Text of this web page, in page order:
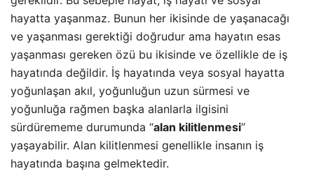
hayatta yaşanmaz. Bunun her ikisinde de yaşanacağı
ve yaşanması gerektiği doğrudur ama hayatın esas
yaşanması gereken özü bu ikisinde ve özellikle de iş
hayatında değildir. İş hayatında veya sosyal hayatta
yoğunlaşan akıl, yoğunluğun uzun sürmesi ve
yoğunluğa rağmen başka alanlarla ilgisini
sürdürememe durumunda “alan kilitlenmesi”
yaşayabilir. Alan kilitlenmesi genellikle insanın iş
hayatında başına gelmektedir.